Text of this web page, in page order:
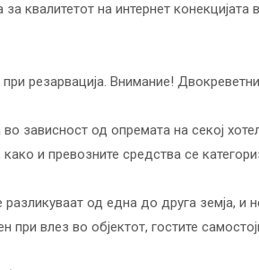
квалитетот на интернет
резарвација. Внимание!
во зависност од опремата на секој
и превозните средства се
разликуваат од една до друга земја, и
при влез во објектот, гостите